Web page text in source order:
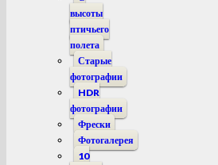
высоты
птичьего
полета
Старые
фотографии
HDR
фотографии
Фрески
Фотогалерея
10